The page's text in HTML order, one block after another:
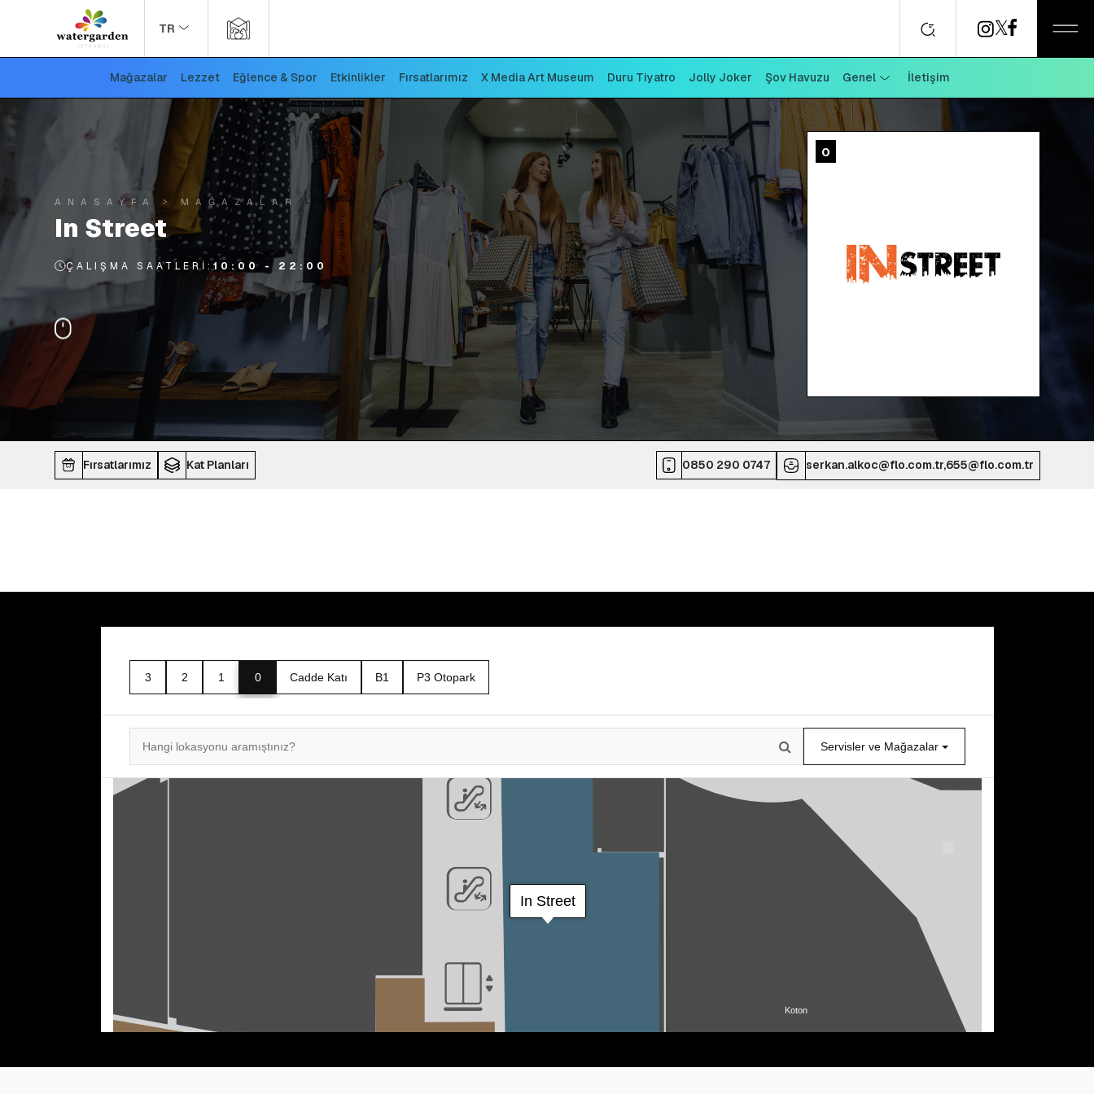
TR
Mağazalar Lezzet Eğlence & Spor Etkinlikler Fırsatlarımız X Media Art Museum Duru Tiyatro Jolly Joker Şov Havuzu Genel İletişim
ANASAYFA MAĞAZALAR
In Street
ÇALIŞMA SAATLERI:10:00 - 22:00
0
Fırsatlarımız Kat Planları 0850 290 0747 serkan.alkoc@flo.com.tr,655@flo.com.tr